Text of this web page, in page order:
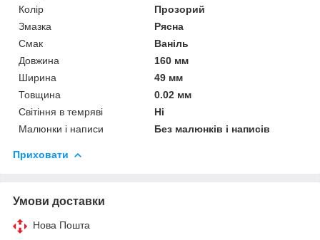
Колір
Прозорий
Змазка
Рясна
Смак
Ваніль
Довжина
160 мм
Ширина
49 мм
Товщина
0.02 мм
Світіння в темряві
Ні
Малюнки і написи
Без малюнків і написів
Приховати
Умови доставки
Нова Пошта